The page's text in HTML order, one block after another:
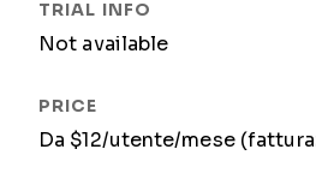
Not available
Da $12/utente/mese